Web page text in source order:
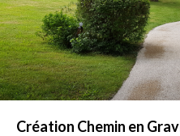
Création Chemin en